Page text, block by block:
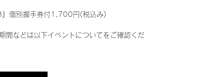
』個別握手券付1,700円(税込み)
間などは以下イベントについてをご確認くだ